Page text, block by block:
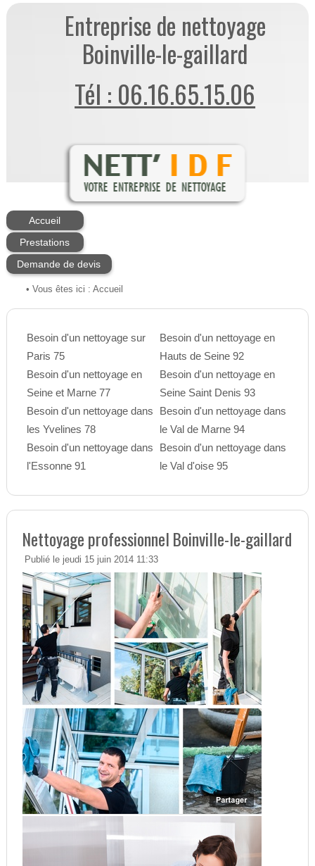
Entreprise de nettoyage
Boinville-le-gaillard
Tél : 06.16.65.15.06
Accueil
Prestations
Demande de devis
• Vous êtes ici : Accueil
Besoin d'un nettoyage sur
Paris 75
Besoin d'un nettoyage en
Seine et Marne 77
Besoin d'un nettoyage dans
les Yvelines 78
Besoin d'un nettoyage dans
l'Essonne 91
Besoin d'un nettoyage en
Hauts de Seine 92
Besoin d'un nettoyage en
Seine Saint Denis 93
Besoin d'un nettoyage dans
le Val de Marne 94
Besoin d'un nettoyage dans
le Val d'oise 95
Nettoyage professionnel Boinville-le-gaillard
Publié le jeudi 15 juin 2014 11:33